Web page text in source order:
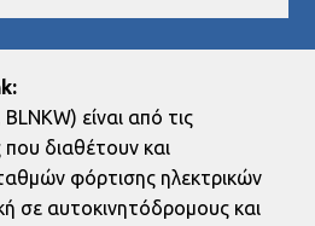
:
είναι από τις
που διαθέτουν και
φόρτισης ηλεκτρικών
σε αυτοκινητόδρομους και